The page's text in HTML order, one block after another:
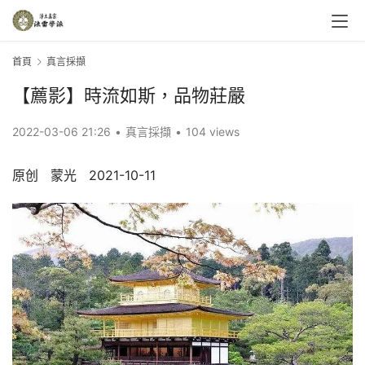
首頁 真言採擷
【薦影】時流如斯，品物莊嚴
2022-03-06 21:26 • 真言採擷 • 104 views
原创   蒙光   2021-10-11